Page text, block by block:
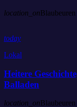
location_onBlaubeuren
today
Lokal
Heitere
Balladen
location_on Blaubeuren